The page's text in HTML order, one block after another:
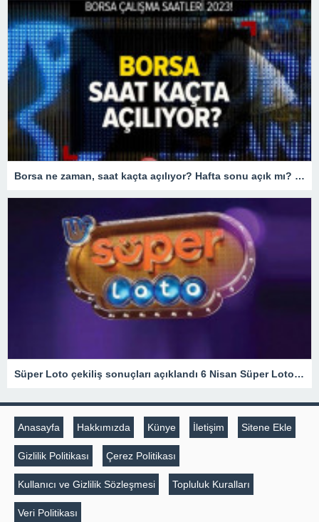
Borsa ne zaman, saat kaçta açılıyor? Hafta sonu açık mı? BORSA ÇALIŞMA SAATLERİ 2023
Süper Loto çekiliş sonuçları açıklandı 6 Nisan Süper Loto çekilişinde düşen numaralar şöyle: – Son Haberler
Anasayfa Hakkımızda Künye İletişim Sitene Ekle
Gizlilik Politikası Çerez Politikası
Kullanıcı ve Gizlilik Sözleşmesi Topluluk Kuralları
Veri Politikası